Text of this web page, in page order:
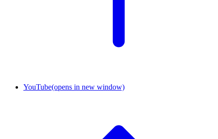
YouTube(opens in new window)